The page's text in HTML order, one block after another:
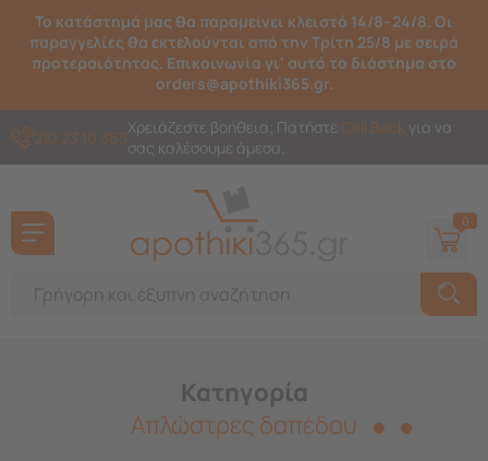
Το κατάστημά μας θα παραμείνει κλειστό 14/8–24/8. Οι
παραγγελίες θα εκτελούνται από την Τρίτη 25/8 με σειρά
προτεραιότητας. Επικοινωνία γι' αυτό το διάστημα στο
orders@apothiki365.gr.
210 23 10 365Χρειάζεστε βοήθεια; Πατήστε Call Back για να
σας καλέσουμε άμεσα.
0
Κατηγορία
Απλώστρες δαπέδου